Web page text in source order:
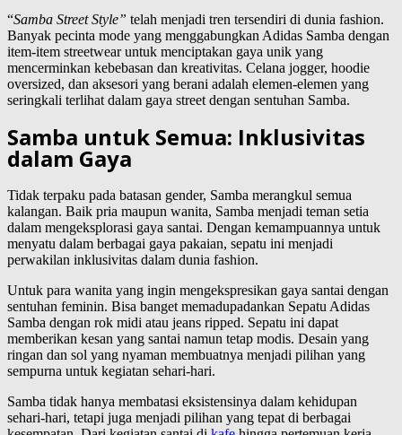
“Samba Street Style” telah menjadi tren tersendiri di dunia fashion.
Banyak pecinta mode yang menggabungkan Adidas Samba dengan
item-item streetwear untuk menciptakan gaya unik yang
mencerminkan kebebasan dan kreativitas. Celana jogger, hoodie
oversized, dan aksesori yang berani adalah elemen-elemen yang
seringkali terlihat dalam gaya street dengan sentuhan Samba.
Samba untuk Semua: Inklusivitas
dalam Gaya
Tidak terpaku pada batasan gender, Samba merangkul semua
kalangan. Baik pria maupun wanita, Samba menjadi teman setia
dalam mengeksplorasi gaya santai. Dengan kemampuannya untuk
menyatu dalam berbagai gaya pakaian, sepatu ini menjadi
perwakilan inklusivitas dalam dunia fashion.
Untuk para wanita yang ingin mengekspresikan gaya santai dengan
sentuhan feminin. Bisa banget memadupadankan Sepatu Adidas
Samba dengan rok midi atau jeans ripped. Sepatu ini dapat
memberikan kesan yang santai namun tetap modis. Desain yang
ringan dan sol yang nyaman membuatnya menjadi pilihan yang
sempurna untuk kegiatan sehari-hari.
Samba tidak hanya membatasi eksistensinya dalam kehidupan
sehari-hari, tetapi juga menjadi pilihan yang tepat di berbagai